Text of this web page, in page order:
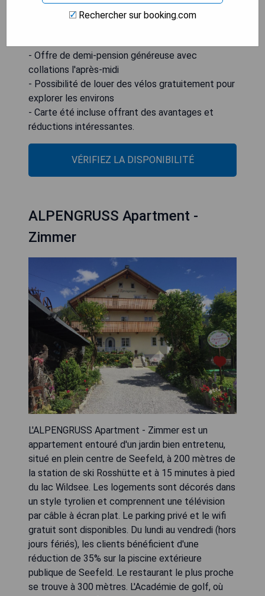
- Emplacement idéal pour les activités de plein air
- Offre de demi-pension généreuse avec
collations l'après-midi
- Possibilité de louer des vélos gratuitement pour
explorer les environs
- Carte été incluse offrant des avantages et
réductions intéressantes.
VÉRIFIEZ LA DISPONIBILITÉ
ALPENGRUSS Apartment -
Zimmer
L'ALPENGRUSS Apartment - Zimmer est un
appartement entouré d'un jardin bien entretenu,
situé en plein centre de Seefeld, à 200 mètres de
la station de ski Rosshütte et à 15 minutes à pied
du lac Wildsee. Les logements sont décorés dans
un style tyrolien et comprennent une télévision
par câble à écran plat. Le parking privé et le wifi
gratuit sont disponibles. Du lundi au vendredi (hors
jours fériés), les clients bénéficient d'une
réduction de 35% sur la piscine extérieure
publique de Seefeld. Le restaurant le plus proche
se trouve à 300 mètres. L'Académie de golf, où
Rechercher sur booking.com